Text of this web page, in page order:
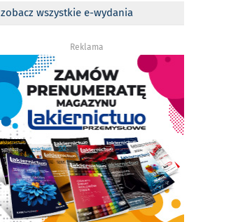
zobacz wszystkie e-wydania
Reklama